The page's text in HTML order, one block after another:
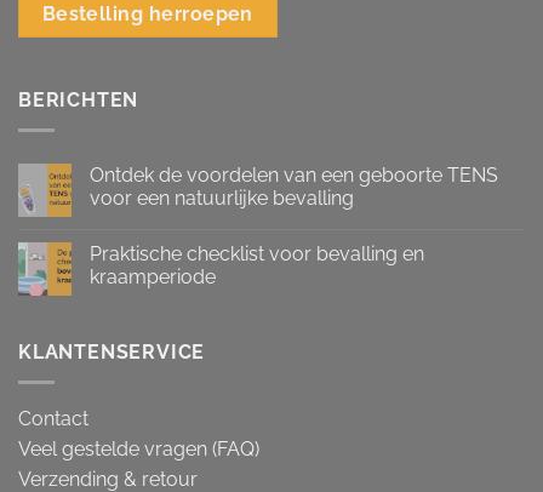
Bestelling herroepen
BERICHTEN
Ontdek de voordelen van een geboorte TENS
voor een natuurlijke bevalling
Praktische checklist voor bevalling en
kraamperiode
KLANTENSERVICE
Contact
Veel gestelde vragen (FAQ)
Verzending & retour